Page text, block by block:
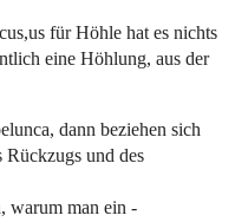
für Höhle hat es nichts
eine Höhlung, aus der
dann beziehen sich
Rückzugs und des
warum man ein -